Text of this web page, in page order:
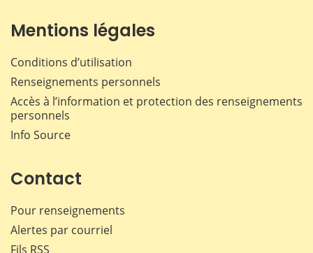
Mentions légales
Conditions d’utilisation
Renseignements personnels
Accès à l’information et protection des renseignements
personnels
Info Source
Contact
Pour renseignements
Alertes par courriel
Fils RSS